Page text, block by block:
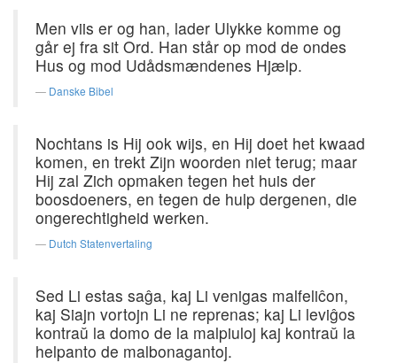
Men viis er og han, lader Ulykke komme og
går ej fra sit Ord. Han står op mod de ondes
Hus og mod Udådsmændenes Hjælp.
Danske Bibel
Nochtans is Hij ook wijs, en Hij doet het kwaad
komen, en trekt Zijn woorden niet terug; maar
Hij zal Zich opmaken tegen het huis der
boosdoeners, en tegen de hulp dergenen, die
ongerechtigheid werken.
Dutch Statenvertaling
Sed Li estas saĝa, kaj Li venigas malfeliĉon,
kaj Siajn vortojn Li ne reprenas; kaj Li leviĝos
kontraŭ la domo de la malpiuloj kaj kontraŭ la
helpanto de malbonagantoj.